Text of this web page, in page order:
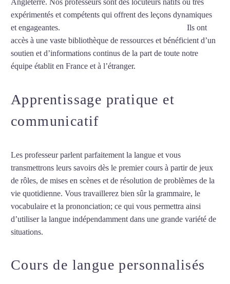
Angleterre. Nos professeurs sont des locuteurs natifs ou très
expérimentés et compétents qui offrent des leçons dynamiques
et engageantes.
Ils ont
accès à une vaste bibliothèque de ressources et bénéficient d’un
soutien et d’informations continus de la part de toute notre
équipe établit en France et à l’étranger.
Apprentissage pratique et
communicatif
Les professeur parlent parfaitement la langue et vous
transmettrons leurs savoirs dès le premier cours à partir de jeux
de rôles, de mises en scènes et de résolution de problèmes de la
vie quotidienne. Vous travaillerez bien sûr la grammaire, le
vocabulaire et la prononciation; ce qui vous permettra ainsi
d’utiliser la langue indépendamment dans une grande variété de
situations.
Cours de langue personnalisés